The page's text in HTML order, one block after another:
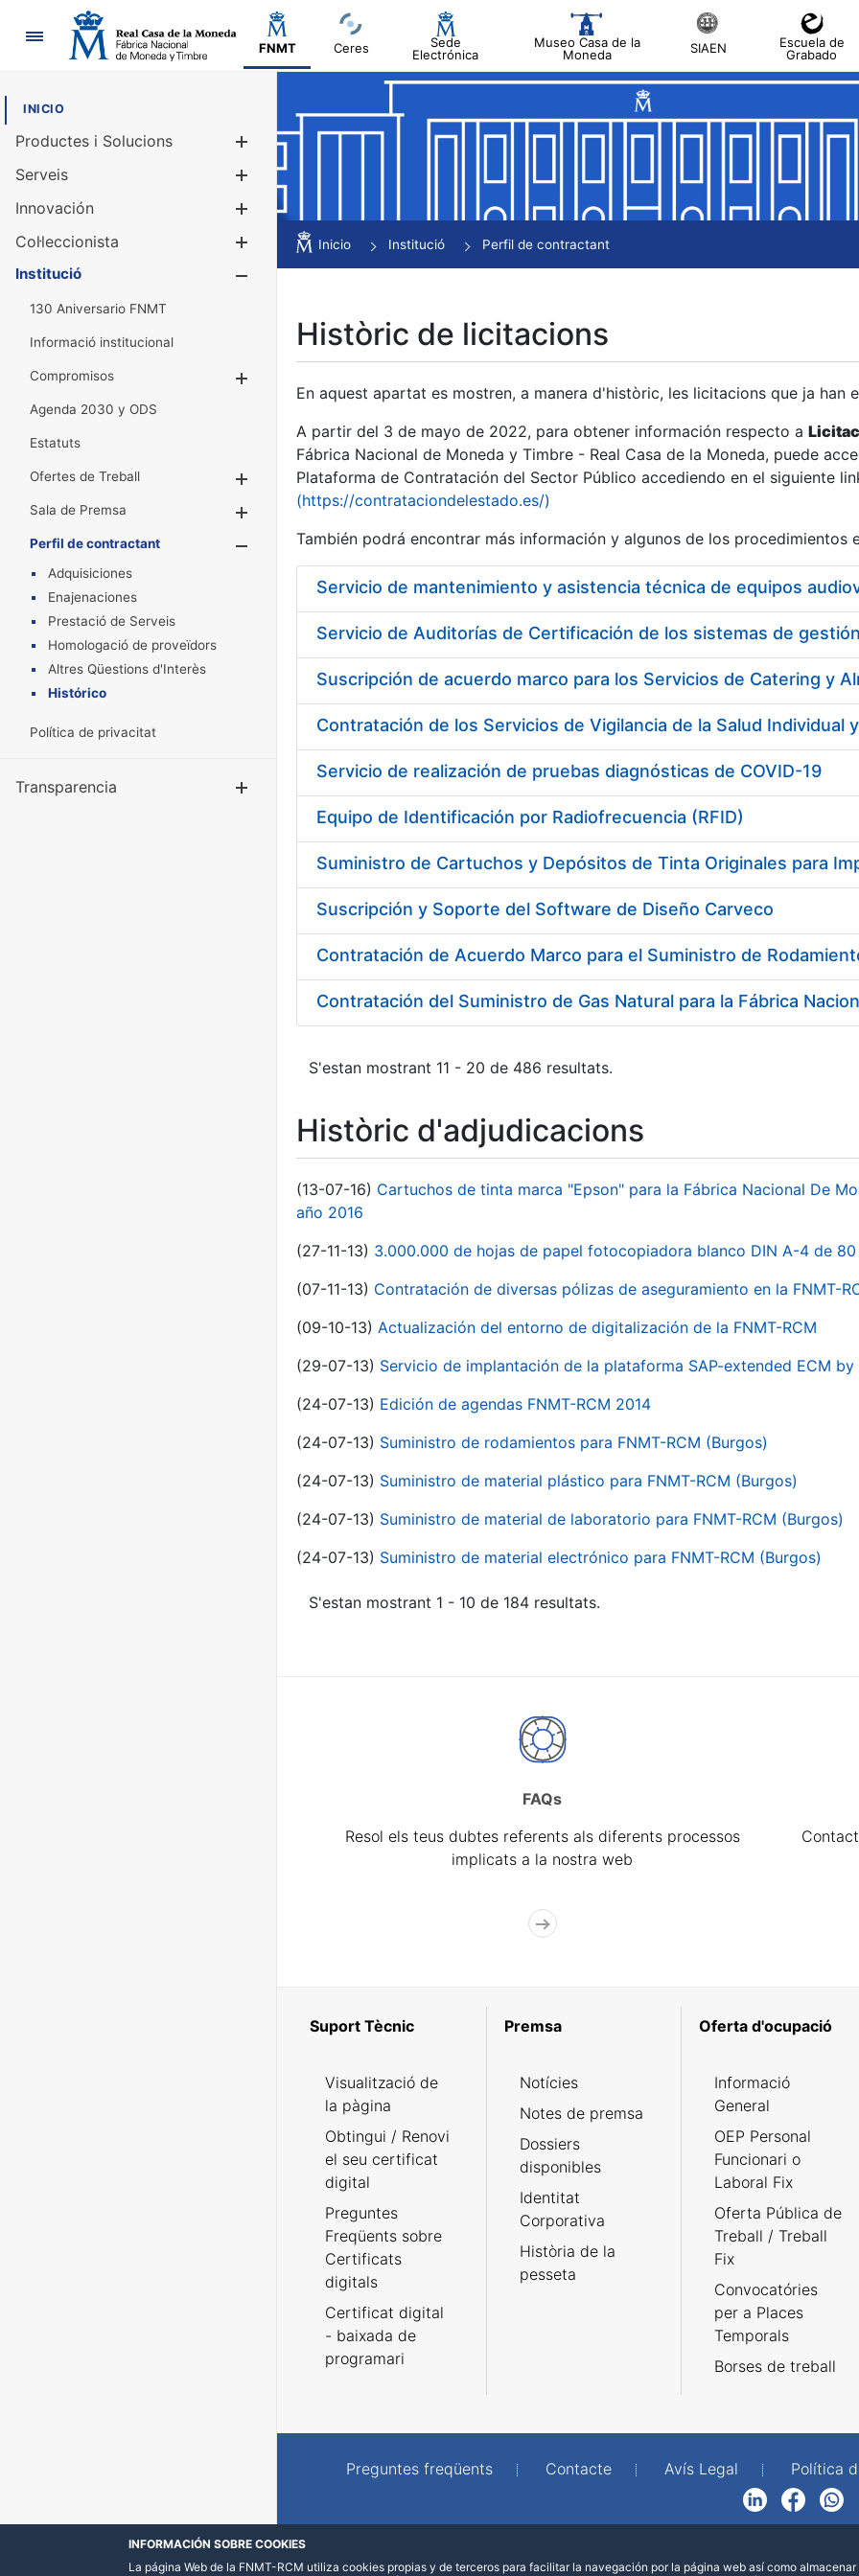
Navegació
FNMT Ceres
Sede
Electrónica
Museo Casa de la
Moneda
SIAEN
Escuela de
Grabado
INICIO
Productes i Solucions
Mostra/Amaga
Serveis
Innovación
Col·leccionista
Mostra/Amaga
Institució
130 Aniversario FNMT
Informació institucional
Compromisos
Agenda 2030 y ODS
Estatuts
Ofertes de Treball
Mostra/Amaga
Sala de Premsa
Mostra/Amaga
Perfil de contractant
Mostra/Amaga
Adquisiciones
Enajenaciones
Prestació de Serveis
Homologació de proveïdors
Altres Qüestions d'Interès
Histórico
Política de privacitat
Transparencia
Inicio Institució Perfil de contractant
Històric de licitacions
En aquest apartat es mostren, a manera d'històric, les licitacions que ja
A partir del 3 de mayo de 2022, para obtener información respecto a
Fábrica Nacional de Moneda y Timbre - Real Casa de la Moneda, puede
Plataforma de Contratación del Sector Público accediendo en el siguiente
(https://contrataciondelestado.es/)
También podrá encontrar más información y algunos de los procedimientos
Servicio de Auditorías de Certificación de los sistemas de
Servicio de realización de pruebas diagnósticas de COVID-19
Equipo de Identificación por Radiofrecuencia (RFID)
Suministro de Cartuchos y Depósitos de Tinta Originales para
Suscripción y Soporte del Software de Diseño Carveco
S'estan mostrant 11 - 20 de 486 resultats.
Històric d'adjudicacions
(13-07-16) Cartuchos de tinta marca "Epson" para la Fábrica Nacional De
año 2016
(27-11-13) 3.000.000 de hojas de papel fotocopiadora blanco DIN A-4 de 80
(07-11-13) Contratación de diversas pólizas de aseguramiento en la FNMT-
(09-10-13) Actualización del entorno de digitalización de la FNMT-RCM
(29-07-13) Servicio de implantación de la plataforma SAP-extended ECM by
(24-07-13) Edición de agendas FNMT-RCM 2014
(24-07-13) Suministro de rodamientos para FNMT-RCM (Burgos)
(24-07-13) Suministro de material plástico para FNMT-RCM (Burgos)
(24-07-13) Suministro de material de laboratorio para FNMT-RCM (Burgos)
(24-07-13) Suministro de material electrónico para FNMT-RCM (Burgos)
S'estan mostrant 1 - 10 de 184 resultats.
FAQs
Resol els teus dubtes referents als diferents processos
implicats a la nostra web
Suport Tècnic
Visualització de
la pàgina
Obtingui / Renovi
el seu certificat
digital
Preguntes
Freqüents sobre
Certificats
digitals
Certificat digital
- baixada de
programari
Premsa
Notícies
Notes de premsa
Dossiers
disponibles
Identitat
Corporativa
Història de la
pesseta
Oferta d'ocupació
Informació
General
OEP Personal
Funcionari o
Laboral Fix
Oferta Pública de
Treball / Treball
Fix
Convocatóries
per a Places
Temporals
Borses de treball
Preguntes freqüents Contacte Avís Legal Política
FacebookWhatsApp
INFORMACIÓN SOBRE COOKIES
La página Web de la FNMT-RCM utiliza cookies propias y de terceros para facilitar la navegación por la página web así como